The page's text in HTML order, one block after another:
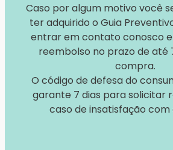
Caso por algum motivo você
ter adquirido o Guia
entrar em contato conosco
reembolso no prazo de até
compra.
O código de defesa do
garante 7 dias para solicitar
caso de insatisfação com